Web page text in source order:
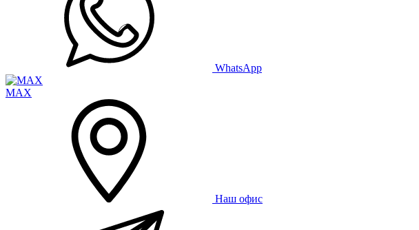
WhatsApp
MAX
Наш офис